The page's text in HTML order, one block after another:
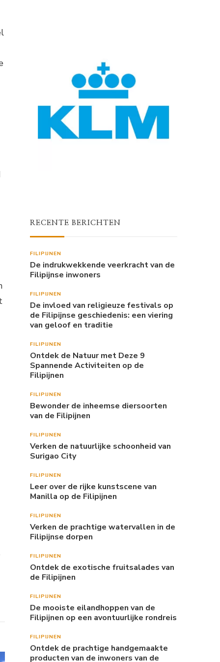
RECENTE BERICHTEN
FILIPIJNEN
De indrukwekkende veerkracht van de
Filipijnse inwoners
FILIPIJNEN
De invloed van religieuze festivals op
de Filipijnse geschiedenis: een viering
van geloof en traditie
FILIPIJNEN
Ontdek de Natuur met Deze 9
Spannende Activiteiten op de
Filipijnen
FILIPIJNEN
Bewonder de inheemse diersoorten
van de Filipijnen
FILIPIJNEN
Verken de natuurlijke schoonheid van
Surigao City
FILIPIJNEN
Leer over de rijke kunstscene van
Manilla op de Filipijnen
FILIPIJNEN
Verken de prachtige watervallen in de
Filipijnse dorpen
FILIPIJNEN
Ontdek de exotische fruitsalades van
de Filipijnen
FILIPIJNEN
De mooiste eilandhoppen van de
Filipijnen op een avontuurlijke rondreis
FILIPIJNEN
Ontdek de prachtige handgemaakte
producten van de inwoners van de